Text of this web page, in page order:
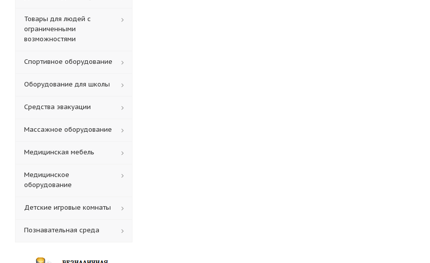
Товары для людей с
ограниченными
возможностями
Спортивное оборудование
Оборудование для школы
Средства эвакуации
Массажное оборудование
Медицинская мебель
Медицинское
оборудование
Детские игровые комнаты
Познавательная среда